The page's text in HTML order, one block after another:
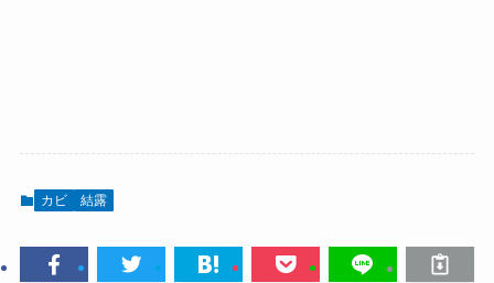
カビ 結露